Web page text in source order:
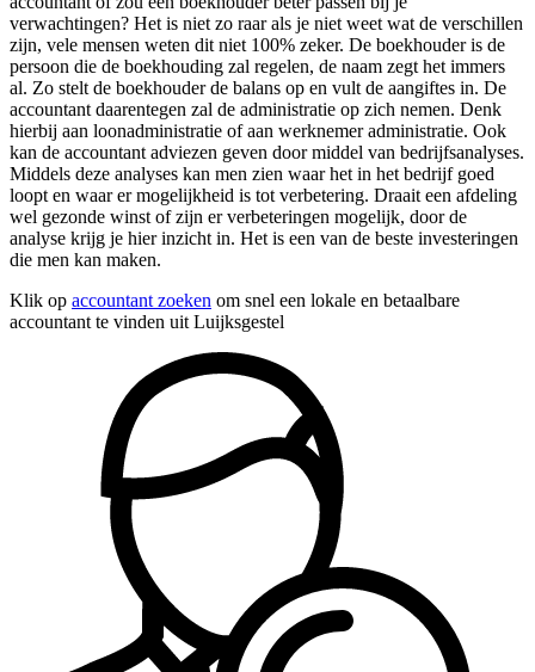
verwachtingen? Het is niet zo raar als je niet weet wat de verschillen
zijn, vele mensen weten dit niet 100% zeker. De boekhouder is de
persoon die de boekhouding zal regelen, de naam zegt het immers
al. Zo stelt de boekhouder de balans op en vult de aangiftes in. De
accountant daarentegen zal de administratie op zich nemen. Denk
hierbij aan loonadministratie of aan werknemer administratie. Ook
kan de accountant adviezen geven door middel van bedrijfsanalyses.
Middels deze analyses kan men zien waar het in het bedrijf goed
loopt en waar er mogelijkheid is tot verbetering. Draait een afdeling
wel gezonde winst of zijn er verbeteringen mogelijk, door de
analyse krijg je hier inzicht in. Het is een van de beste investeringen
die men kan maken.
Klik op accountant zoeken om snel een lokale en betaalbare
accountant te vinden uit Luijksgestel